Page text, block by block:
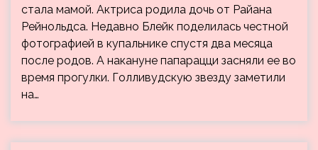
стала мамой. Актриса родила дочь от Райана
Рейнольдса. Недавно Блейк поделилась честной
фотографией в купальнике спустя два месяца
после родов. А накануне папарацци засняли ее во
время прогулки. Голливудскую звезду заметили
на…